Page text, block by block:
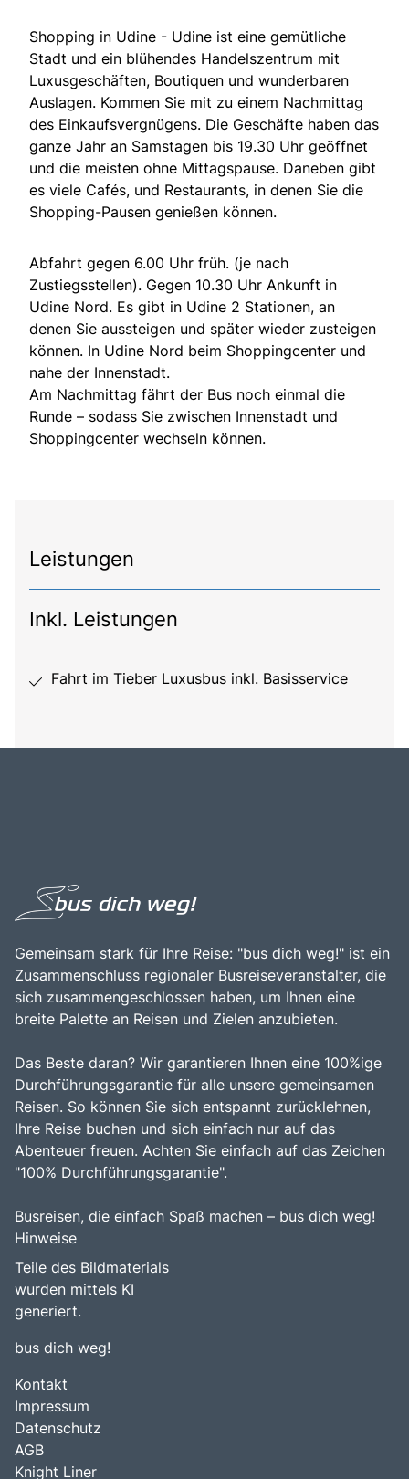
Shopping in Udine - Udine ist eine gemütliche
Stadt und ein blühendes Handelszentrum mit
Luxusgeschäften, Boutiquen und wunderbaren
Auslagen. Kommen Sie mit zu einem Nachmittag
des Einkaufsvergnügens. Die Geschäfte haben das
ganze Jahr an Samstagen bis 19.30 Uhr geöffnet
und die meisten ohne Mittagspause. Daneben gibt
es viele Cafés, und Restaurants, in denen Sie die
Shopping-Pausen genießen können.
Abfahrt gegen 6.00 Uhr früh. (je nach
Zustiegsstellen). Gegen 10.30 Uhr Ankunft in
Udine Nord. Es gibt in Udine 2 Stationen, an
denen Sie aussteigen und später wieder zusteigen
können. In Udine Nord beim Shoppingcenter und
nahe der Innenstadt.
Am Nachmittag fährt der Bus noch einmal die
Runde – sodass Sie zwischen Innenstadt und
Shoppingcenter wechseln können.
Leistungen
Inkl. Leistungen
Fahrt im Tieber Luxusbus inkl. Basisservice
Gemeinsam stark für Ihre Reise: "bus dich weg!" ist ein
Zusammenschluss regionaler Busreiseveranstalter, die
sich zusammengeschlossen haben, um Ihnen eine
breite Palette an Reisen und Zielen anzubieten.
Das Beste daran? Wir garantieren Ihnen eine 100%ige
Durchführungsgarantie für alle unsere gemeinsamen
Reisen. So können Sie sich entspannt zurücklehnen,
Ihre Reise buchen und sich einfach nur auf das
Abenteuer freuen. Achten Sie einfach auf das Zeichen
"100% Durchführungsgarantie".
Busreisen, die einfach Spaß machen – bus dich weg!
Hinweise
Teile des Bildmaterials
wurden mittels KI
generiert.
bus dich weg!
Kontakt
Impressum
Datenschutz
AGB
Knight Liner